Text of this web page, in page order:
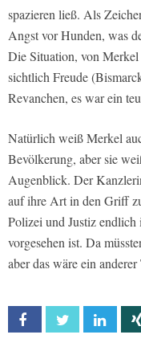
spazieren ließ. Als
Angst vor Hunden, was
Die Situation, von
sichtlich Freude
Revanchen, es war ein
Natürlich weiß Merkel
Bevölkerung, aber sie
Augenblick. Der
auf ihre Art in den Griff
Polizei und Justiz
vorgesehen ist. Da
aber das wäre ein anderer
Facebook Twitter